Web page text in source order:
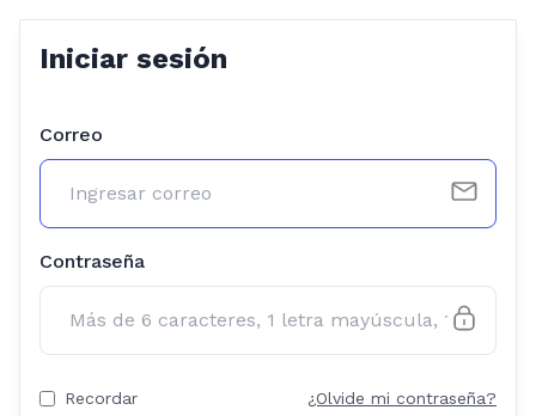
Iniciar sesión
Correo
Contraseña
Recordar ¿Olvide mi contraseña?